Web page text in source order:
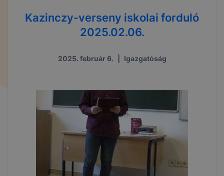
Kazinczy-verseny iskolai forduló
2025.02.06.
2025. február 6. Igazgatóság